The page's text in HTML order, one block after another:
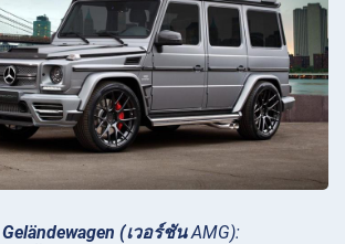
(เวอร์ชันAMG):